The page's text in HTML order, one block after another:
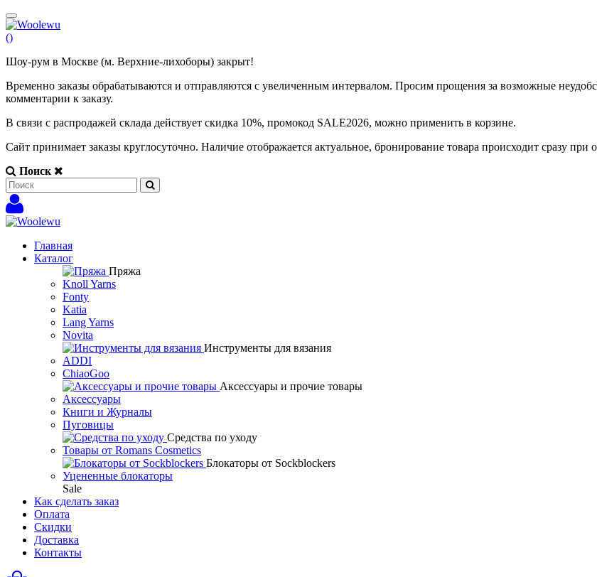
()
Шоу-рум в Москве (м. Верхние-лихоборы) закрыт!
Временно заказы обрабатываются и отправляются с увеличенным интервалом. Просим прощения за возможные
комментарии к заказу.
В связи с распродажей склада действует скидка 10%, промокод SALE2026, можно применить в корзине.
Сайт принимает заказы круглосуточно. Наличие отображается актуальное, бронирование товара происходит сразу при
Поиск
Главная
Каталог
Пряжа
Knoll Yarns
Fonty
Katia
Lang Yarns
Novita
Инструменты для вязания
ADDI
ChiaoGoo
Аксессуары и прочие товары
Аксессуары
Книги и Журналы
Пуговицы
Средства по уходу
Товары от Romans Cosmetics
Блокаторы от Sockblockers
Уцененные блокаторы
Sale
Как сделать заказ
Оплата
Скидки
Доставка
Контакты